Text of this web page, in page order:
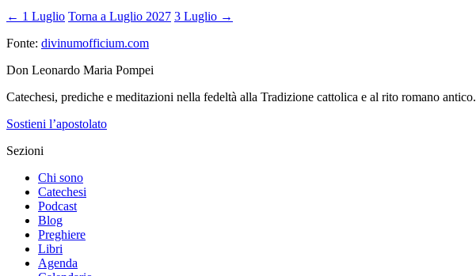
← 1 Luglio Torna a Luglio 2027 3 Luglio →
Fonte: divinumofficium.com
Don Leonardo Maria Pompei
Catechesi, prediche e meditazioni nella fedeltà alla Tradizione cattolica e al rito romano antico.
Sostieni l’apostolato
Sezioni
Chi sono
Catechesi
Podcast
Blog
Preghiere
Libri
Agenda